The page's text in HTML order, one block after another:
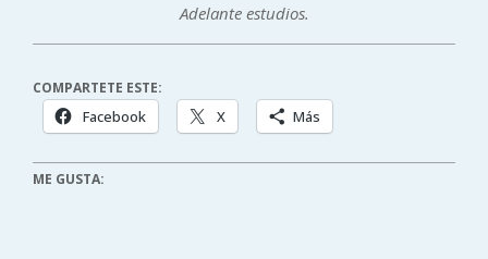
Adelante estudios.
COMPARTETE ESTE:
Facebook X Más
ME GUSTA: